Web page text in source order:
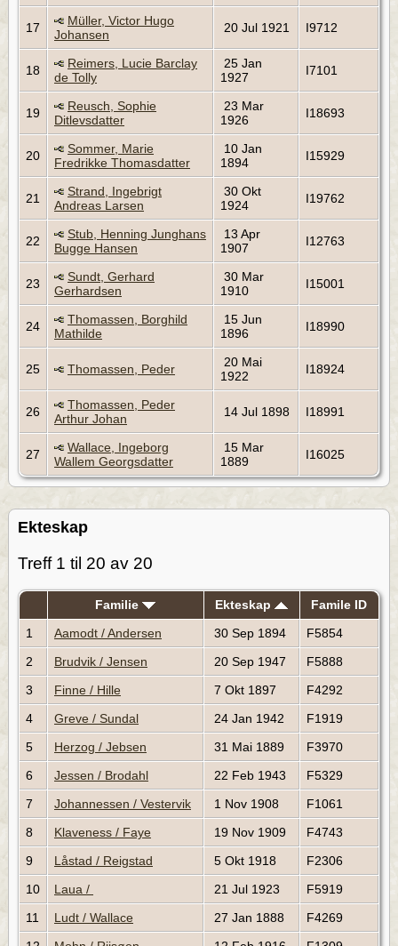
17
Müller, Victor Hugo
Johansen
20 Jul 1921 I9712
18
Reimers, Lucie Barclay
de Tolly
25 Jan
1927
I7101
19
Reusch, Sophie
Ditlevsdatter
23 Mar
1926
I18693
20
Sommer, Marie
Fredrikke Thomasdatter
10 Jan
1894
I15929
21
Strand, Ingebrigt
Andreas Larsen
30 Okt
1924
I19762
22
Stub, Henning Junghans
Bugge Hansen
13 Apr
1907
I12763
23
Sundt, Gerhard
Gerhardsen
30 Mar
1910
I15001
24
Thomassen, Borghild
Mathilde
15 Jun
1896
I18990
25 Thomassen, Peder
20 Mai
1922
I18924
26
Thomassen, Peder
Arthur Johan
14 Jul 1898 I18991
27
Wallace, Ingeborg
Wallem Georgsdatter
15 Mar
1889
I16025
Ekteskap
Treff 1 til 20 av 20
Familie Ekteskap
Famile ID
1
Aamodt / Andersen 30 Sep 1894
F5854
2
Brudvik / Jensen 20 Sep 1947
F5888
3
Finne / Hille 7 Okt 1897
F4292
4
Greve / Sundal 24 Jan 1942
F1919
5
Herzog / Jebsen 31 Mai 1889
F3970
6
Jessen / Brodahl 22 Feb 1943
F5329
7
Johannessen / Vestervik 1 Nov 1908
F1061
8
Klaveness / Faye 19 Nov 1909
F4743
9
Låstad / Reigstad 5 Okt 1918
F2306
10
Laua / 21 Jul 1923
F5919
11
Ludt / Wallace 27 Jan 1888
F4269